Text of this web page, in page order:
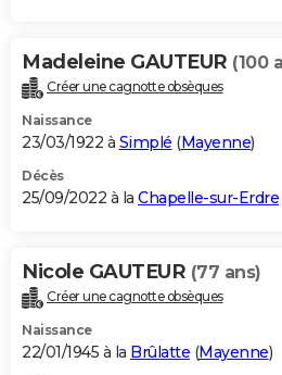
Madeleine GAUTEUR (100
Créer une cagnotte obsèques
Naissance
23/03/1922 à Simplé (Mayenne)
Décès
25/09/2022 à la Chapelle-sur-Erdre
Nicole GAUTEUR (77 ans)
Créer une cagnotte obsèques
Naissance
22/01/1945 à la Brûlatte (Mayenne)